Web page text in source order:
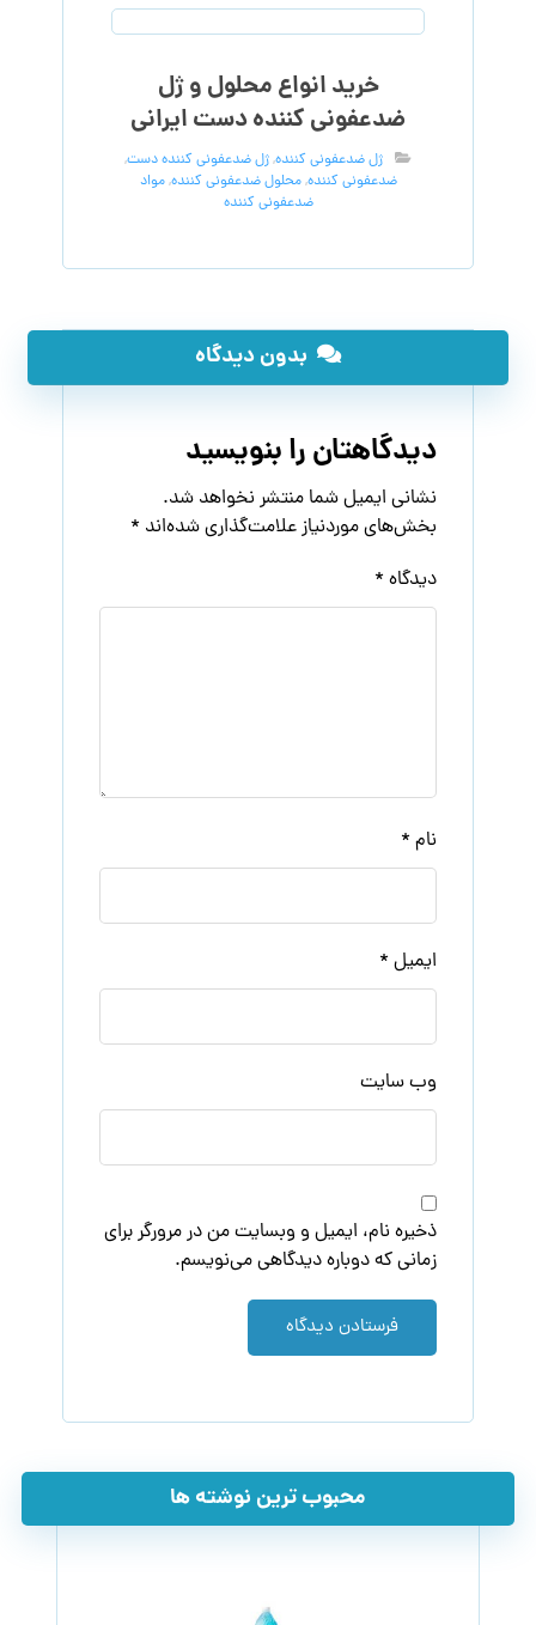
خرید انواع محلول و ژل
ضدعفونی کننده دست ایرانی
ژل ضدعفونی کننده,ژل ضدعفونی کننده دست,
ضدعفونی کننده,محلول ضدعفونی کننده,مواد
ضدعفونی کننده
بدون دیدگاه
دیدگاهتان را بنویسید
نشانی ایمیل شما منتشر نخواهد شد.
بخش‌های موردنیاز علامت‌گذاری شده‌اند *
دیدگاه *
نام *
ایمیل *
وب‌ سایت
ذخیره نام، ایمیل و وبسایت من در مرورگر برای
زمانی که دوباره دیدگاهی می‌نویسم.
فرستادن دیدگاه
محبوب ترین نوشته ها